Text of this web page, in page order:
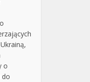
o
do